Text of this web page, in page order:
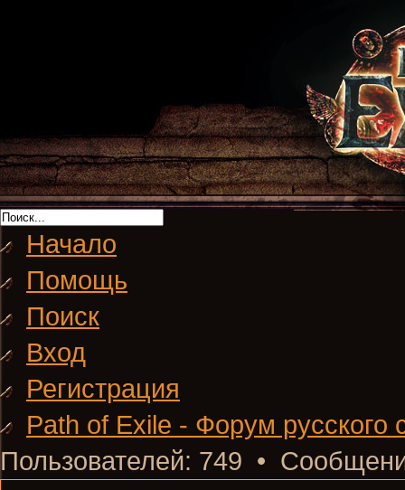
Начало
Помощь
Поиск
Вход
Регистрация
Path of Exile - Форум русского
Пользователей: 749 •